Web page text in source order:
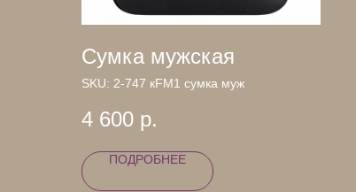
Сумка мужская
SKU: 2-747 кFM1 сумка муж
4 600 р.
ПОДРОБНЕЕ